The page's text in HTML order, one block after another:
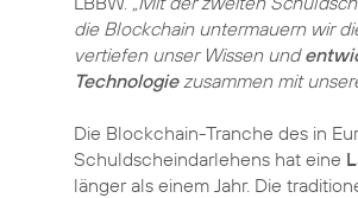
die Blockchain untermauern wir
vertiefen unser Wissen und
Technologiezusammen mit
Die Blockchain-Tranche des in
Schuldscheindarlehens hat eine
länger als einem Jahr. Die